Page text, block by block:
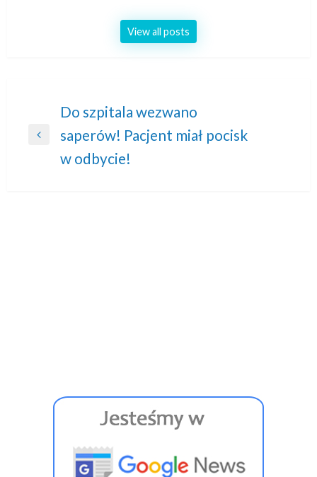
View all posts
Nawigacja
wpisu
Previous
Do szpitala wezwano
saperów! Pacjent miał pocisk
w odbycie!